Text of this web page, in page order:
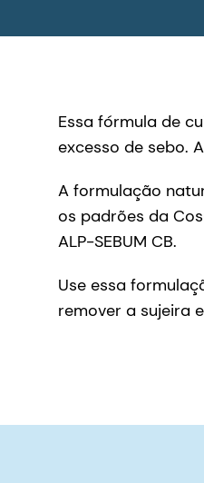
Essa fórmula de
excesso de sebo.
A formulação
os padrões da
ALP-SEBUM CB.
Use essa
remover a sujeira